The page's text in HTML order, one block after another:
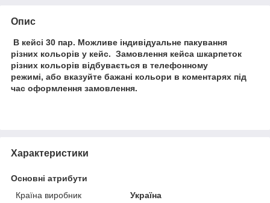
Опис
В кейсі 30 пар. Можливе індивідуальне пакування
різних кольорів у кейс. Замовлення кейса шкарпеток
різних кольорів відбувається в телефонному
режимі, або вказуйте бажані кольори в коментарях під
час оформлення замовлення.
Характеристики
Основні атрибути
Країна виробник
Україна